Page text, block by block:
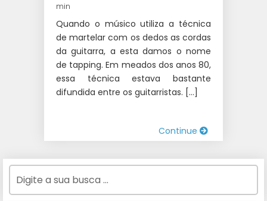
min
Quando o músico utiliza a técnica
de martelar com os dedos as cordas
da guitarra, a esta damos o nome
de tapping. Em meados dos anos 80,
essa técnica estava bastante
difundida entre os guitarristas. […]
Continue